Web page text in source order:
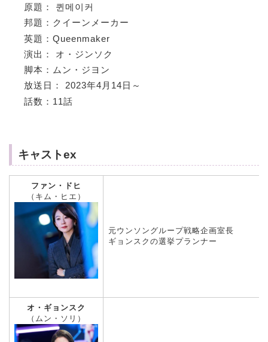
原題： 퀸메이커
邦題：クイーンメーカー
英題：Queenmaker
演出： オ・ジンソク
脚本：ムン・ジヨン
放送日： 2023年4月14日～
話数：11話
キャストex
ファン・ドヒ
（キム・ヒエ）
元ウンソングループ戦略企画室長
ギョンスクの選挙プランナー
オ・ギョンスク
（ムン・ソリ）